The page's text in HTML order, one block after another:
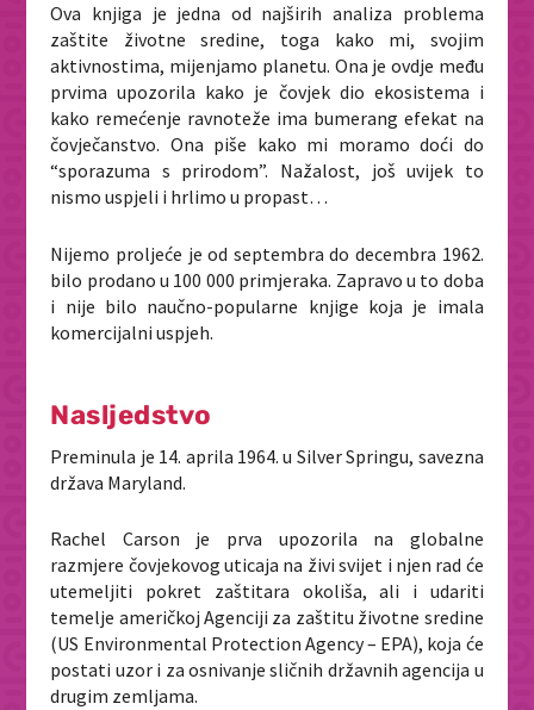
Ova knjiga je jedna od najširih analiza problema
zaštite životne sredine, toga kako mi, svojim
aktivnostima, mijenjamo planetu. Ona je ovdje među
prvima upozorila kako je čovjek dio ekosistema i
kako remećenje ravnoteže ima bumerang efekat na
čovječanstvo. Ona piše kako mi moramo doći do
“sporazuma s prirodom”. Nažalost, još uvijek to
nismo uspjeli i hrlimo u propast…
Nijemo proljeće je od septembra do decembra 1962.
bilo prodano u 100 000 primjeraka. Zapravo u to doba
i nije bilo naučno-popularne knjige koja je imala
komercijalni uspjeh.
Nasljedstvo
Preminula je 14. aprila 1964. u Silver Springu, savezna
država Maryland.
Rachel Carson je prva upozorila na globalne
razmjere čovjekovog uticaja na živi svijet i njen rad će
utemeljiti pokret zaštitara okoliša, ali i udariti
temelje američkoj Agenciji za zaštitu životne sredine
(US Environmental Protection Agency – EPA), koja će
postati uzor i za osnivanje sličnih državnih agencija u
drugim zemljama.